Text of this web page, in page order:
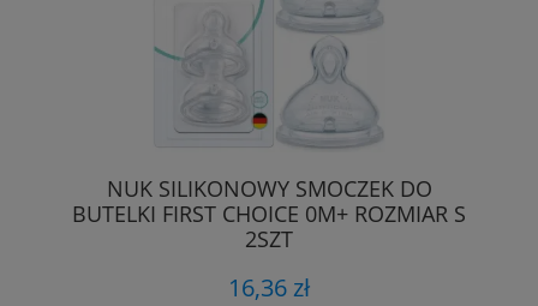
NUK SILIKONOWY SMOCZEK DO
BUTELKI FIRST CHOICE 0M+ ROZMIAR S
2SZT
16,36 zł